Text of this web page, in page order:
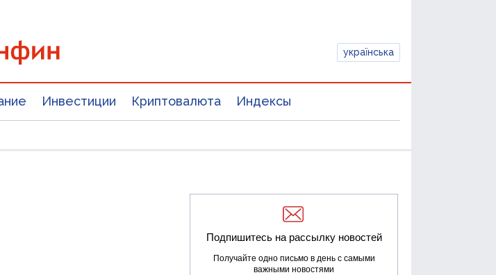
українська
Инвестиции Криптовалюта Индексы
Подпишитесь на рассылку новостей
Получайте одно письмо в день с самыми
важными новостями